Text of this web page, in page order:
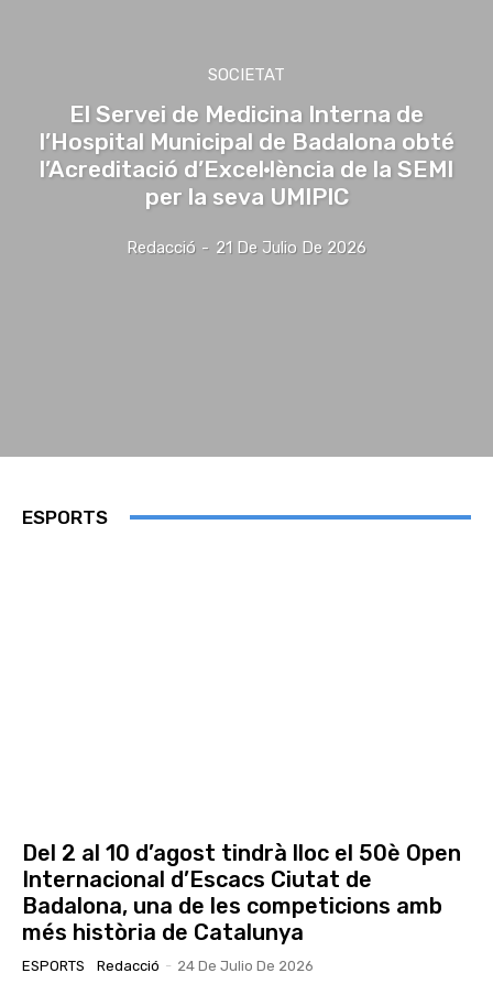
SOCIETAT
El Servei de Medicina Interna de
l’Hospital Municipal de Badalona obté
l’Acreditació d’Excel·lència de la SEMI
per la seva UMIPIC
Redacció - 21 De Julio De 2026
ESPORTS
Del 2 al 10 d’agost tindrà lloc el 50è Open
Internacional d’Escacs Ciutat de
Badalona, una de les competicions amb
més història de Catalunya
ESPORTS Redacció - 24 De Julio De 2026